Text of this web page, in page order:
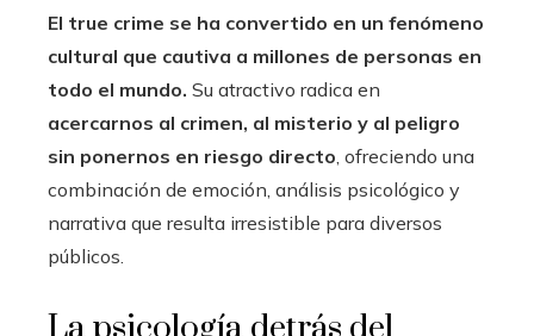
El true crime se ha convertido en un fenómeno
cultural que cautiva a millones de personas en
todo el mundo. Su atractivo radica en
acercarnos al crimen, al misterio y al peligro
sin ponernos en riesgo directo, ofreciendo una
combinación de emoción, análisis psicológico y
narrativa que resulta irresistible para diversos
públicos.